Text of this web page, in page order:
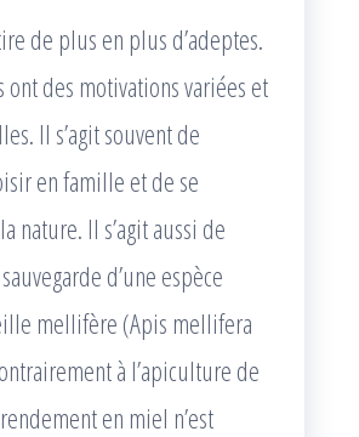
de plus en plus d’adeptes.
ont des motivations variées et
Il s’agit souvent de
en famille et de se
nature. Il s’agit aussi de
d’une espèce
mellifère (Apis mellifera
à l’apiculture de
en miel n’est